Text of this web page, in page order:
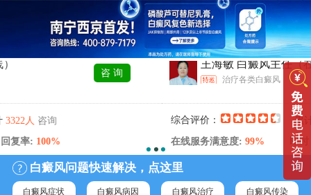
王海敏 白癜风主任（在线）
治疗各类白癜风
综合评价： 累计 3269人
在线服务满意度: 99%即时 回复率:
白癜风问题快速解决，点这里
白癜风症状 白癜风病因 白癜风治疗 白癜风传染